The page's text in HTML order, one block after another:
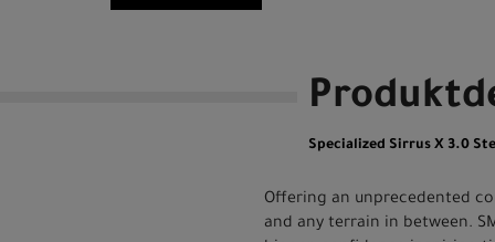
Specialized Sirrus X 3.0 Step-
Offering an unprecedented
and any terrain in between.